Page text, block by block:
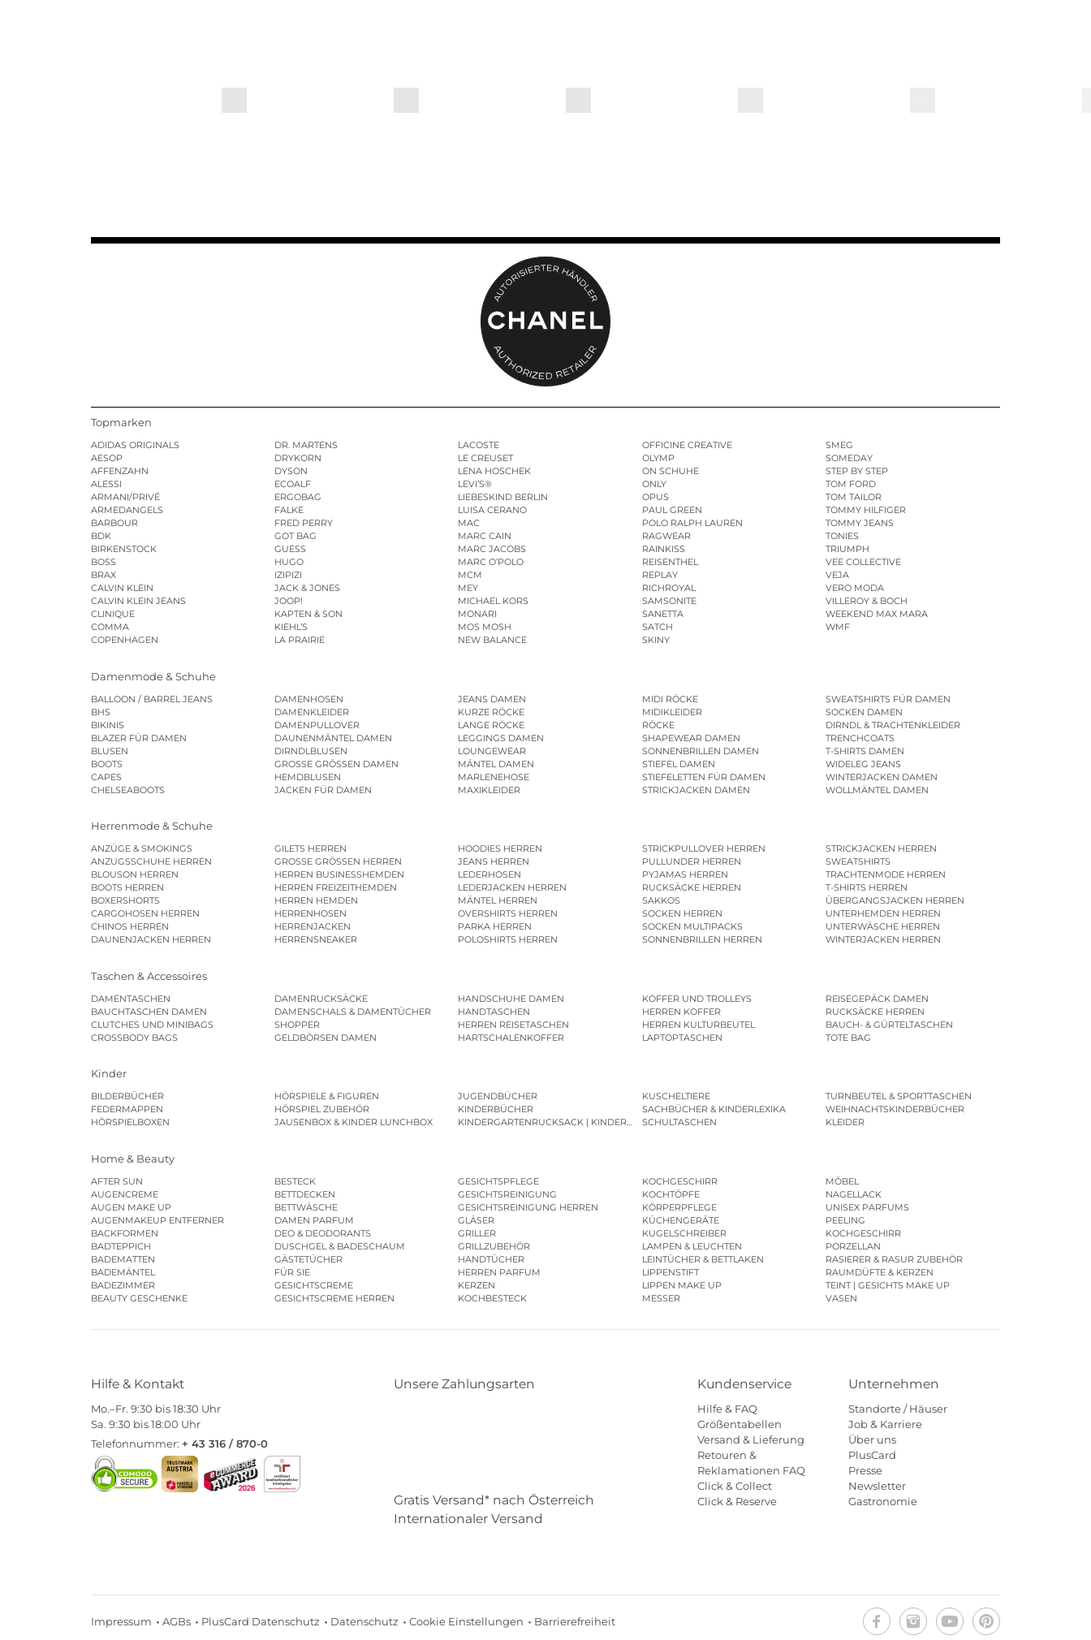
Topmarken
ADIDAS ORIGINALS
AESOP
AFFENZAHN
ALESSI
ARMANI/PRIVÉ
ARMEDANGELS
BARBOUR
BDK
BIRKENSTOCK
BOSS
BRAX
CALVIN KLEIN
CALVIN KLEIN JEANS
CLINIQUE
COMMA
COPENHAGEN
DR. MARTENS
DRYKORN
DYSON
ECOALF
ERGOBAG
FALKE
FRED PERRY
GOT BAG
GUESS
HUGO
IZIPIZI
JACK & JONES
JOOP!
KAPTEN & SON
KIEHL’S
LA PRAIRIE
LACOSTE
LE CREUSET
LENA HOSCHEK
LEVI’S®
LIEBESKIND BERLIN
LUISA CERANO
MAC
MARC CAIN
MARC JACOBS
MARC O’POLO
MCM
MEY
MICHAEL KORS
MONARI
MOS MOSH
NEW BALANCE
OFFICINE CREATIVE
OLYMP
ON SCHUHE
ONLY
OPUS
PAUL GREEN
POLO RALPH LAUREN
RAGWEAR
RAINKISS
REISENTHEL
REPLAY
RICHROYAL
SAMSONITE
SANETTA
SATCH
SKINY
SMEG
SOMEDAY
STEP BY STEP
TOM FORD
TOM TAILOR
TOMMY HILFIGER
TOMMY JEANS
TONIES
TRIUMPH
VEE COLLECTIVE
VEJA
VERO MODA
VILLEROY & BOCH
WEEKEND MAX MARA
WMF
Damenmode & Schuhe
BALLOON / BARREL JEANS
BHS
BIKINIS
BLAZER FÜR DAMEN
BLUSEN
BOOTS
CAPES
CHELSEABOOTS
DAMENHOSEN
DAMENKLEIDER
DAMENPULLOVER
DAUNENMÄNTEL DAMEN
DIRNDLBLUSEN
GROSSE GRÖSSEN DAMEN
HEMDBLUSEN
JACKEN FÜR DAMEN
JEANS DAMEN
KURZE RÖCKE
LANGE RÖCKE
LEGGINGS DAMEN
LOUNGEWEAR
MÄNTEL DAMEN
MARLENEHOSE
MAXIKLEIDER
MIDI RÖCKE
MIDIKLEIDER
RÖCKE
SHAPEWEAR DAMEN
SONNENBRILLEN DAMEN
STIEFEL DAMEN
STIEFELETTEN FÜR DAMEN
STRICKJACKEN DAMEN
SWEATSHIRTS FÜR DAMEN
SOCKEN DAMEN
DIRNDL & TRACHTENKLEIDER
TRENCHCOATS
T-SHIRTS DAMEN
WIDELEG JEANS
WINTERJACKEN DAMEN
WOLLMÄNTEL DAMEN
Herrenmode & Schuhe
ANZÜGE & SMOKINGS
ANZUGSSCHUHE HERREN
BLOUSON HERREN
BOOTS HERREN
BOXERSHORTS
CARGOHOSEN HERREN
CHINOS HERREN
DAUNENJACKEN HERREN
GILETS HERREN
GROSSE GRÖSSEN HERREN
HERREN BUSINESSHEMDEN
HERREN FREIZEITHEMDEN
HERREN HEMDEN
HERRENHOSEN
HERRENJACKEN
HERRENSNEAKER
HOODIES HERREN
JEANS HERREN
LEDERHOSEN
LEDERJACKEN HERREN
MÄNTEL HERREN
OVERSHIRTS HERREN
PARKA HERREN
POLOSHIRTS HERREN
STRICKPULLOVER HERREN
PULLUNDER HERREN
PYJAMAS HERREN
RUCKSÄCKE HERREN
SAKKOS
SOCKEN HERREN
SOCKEN MULTIPACKS
SONNENBRILLEN HERREN
STRICKJACKEN HERREN
SWEATSHIRTS
TRACHTENMODE HERREN
T-SHIRTS HERREN
ÜBERGANGSJACKEN HERREN
UNTERHEMDEN HERREN
UNTERWÄSCHE HERREN
WINTERJACKEN HERREN
Taschen & Accessoires
DAMENTASCHEN
BAUCHTASCHEN DAMEN
CLUTCHES UND MINIBAGS
CROSSBODY BAGS
DAMENRUCKSÄCKE
DAMENSCHALS & DAMENTÜCHER
SHOPPER
GELDBÖRSEN DAMEN
HANDSCHUHE DAMEN
HANDTASCHEN
HERREN REISETASCHEN
HARTSCHALENKOFFER
KOFFER UND TROLLEYS
HERREN KOFFER
HERREN KULTURBEUTEL
LAPTOPTASCHEN
REISEGEPÄCK DAMEN
RUCKSÄCKE HERREN
BAUCH- & GÜRTELTASCHEN
TOTE BAG
Kinder
BILDERBÜCHER
FEDERMAPPEN
HÖRSPIELBOXEN
HÖRSPIELE & FIGUREN
HÖRSPIEL ZUBEHÖR
JAUSENBOX & KINDER LUNCHBOX
JUGENDBÜCHER
KINDERBÜCHER
KINDERGARTENRUCKSACK | KINDERGARTENBEUTEL
KUSCHELTIERE
SACHBÜCHER & KINDERLEXIKA
SCHULTASCHEN
TURNBEUTEL & SPORTTASCHEN
WEIHNACHTSKINDERBÜCHER
KLEIDER
Home & Beauty
AFTER SUN
AUGENCREME
AUGEN MAKE UP
AUGENMAKEUP ENTFERNER
BACKFORMEN
BADTEPPICH
BADEMATTEN
BADEMÄNTEL
BADEZIMMER
BEAUTY GESCHENKE
BESTECK
BETTDECKEN
BETTWÄSCHE
DAMEN PARFUM
DEO & DEODORANTS
DUSCHGEL & BADESCHAUM
GÄSTETÜCHER
FÜR SIE
GESICHTSCREME
GESICHTSCREME HERREN
GESICHTSPFLEGE
GESICHTSREINIGUNG
GESICHTSREINIGUNG HERREN
GLÄSER
GRILLER
GRILLZUBEHÖR
HANDTÜCHER
HERREN PARFUM
KERZEN
KOCHBESTECK
KOCHGESCHIRR
KOCHTÖPFE
KÖRPERPFLEGE
KÜCHENGERÄTE
KUGELSCHREIBER
LAMPEN & LEUCHTEN
LEINTÜCHER & BETTLAKEN
LIPPENSTIFT
LIPPEN MAKE UP
MESSER
MÖBEL
NAGELLACK
UNISEX PARFUMS
PEELING
KOCHGESCHIRR
PORZELLAN
RASIERER & RASUR ZUBEHÖR
RAUMDÜFTE & KERZEN
TEINT | GESICHTS MAKE UP
VASEN
Hilfe & Kontakt
Mo.–Fr. 9:30 bis 18:30 Uhr
Sa. 9:30 bis 18:00 Uhr
Telefonnummer: + 43 316 / 870-0
Kundenservice
Hilfe & FAQ
Größentabellen
Versand & Lieferung
Retouren &
Reklamationen FAQ
Click & Collect
Click & Reserve
Unternehmen
Standorte / Häuser
Job & Karriere
Über uns
PlusCard
Presse
Newsletter
Gastronomie
Unsere Zahlungsarten
Gratis Versand* nach Österreich
Internationaler Versand
Impressum AGBs PlusCard Datenschutz Datenschutz Cookie Einstellungen Barrierefreiheit